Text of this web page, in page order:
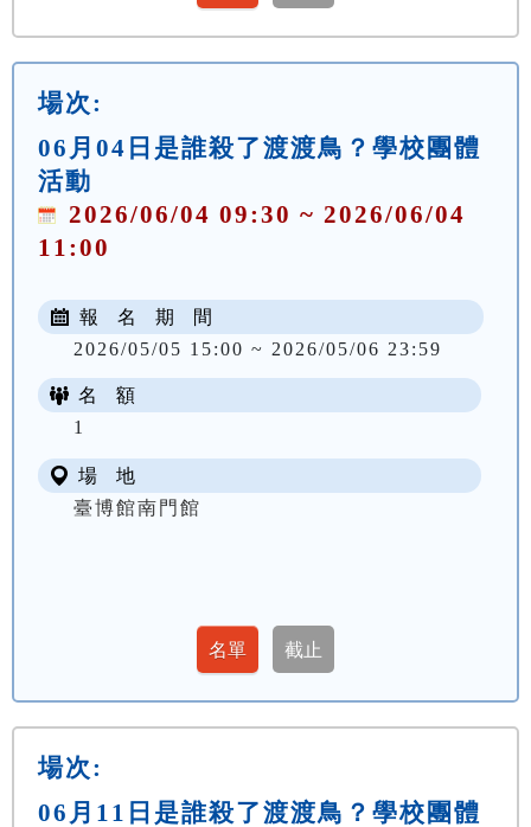
場次:
06月04日是誰殺了渡渡鳥？學校團體
活動
2026/06/04 09:30 ~ 2026/06/04
11:00
報 名 期 間
2026/05/05 15:00 ~ 2026/05/06 23:59
名 額
1
場 地
臺博館南門館
場次:
06月11日是誰殺了渡渡鳥？學校團體